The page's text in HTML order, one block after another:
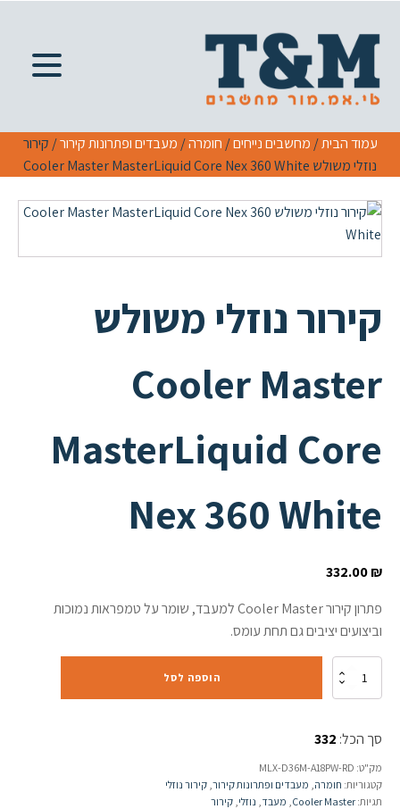
עמוד הבית/ מחשבים נייחים/ חומרה/ מעבדים ופתרונות קירור/ קירור
נוזלי משולש Cooler Master MasterLiquid Core Nex 360 White
קירור נוזלי משולש
Cooler Master
MasterLiquid Core
Nex 360 White
332.00₪
פתרון קירור Cooler Master למעבד, שומר על טמפראות נמוכות
וביצועים יציבים גם תחת עומס.
כמות
משולש
Master
MasterLiquid
הוספה לסל
סך הכל: 332
מק"ט: MLX-D36M-A18PW-RD
קטגוריות: חומרה מעבדים ופתרונות קירור קירור נוזלי
תגיות: Cooler Master מעבד נוזלי קירור